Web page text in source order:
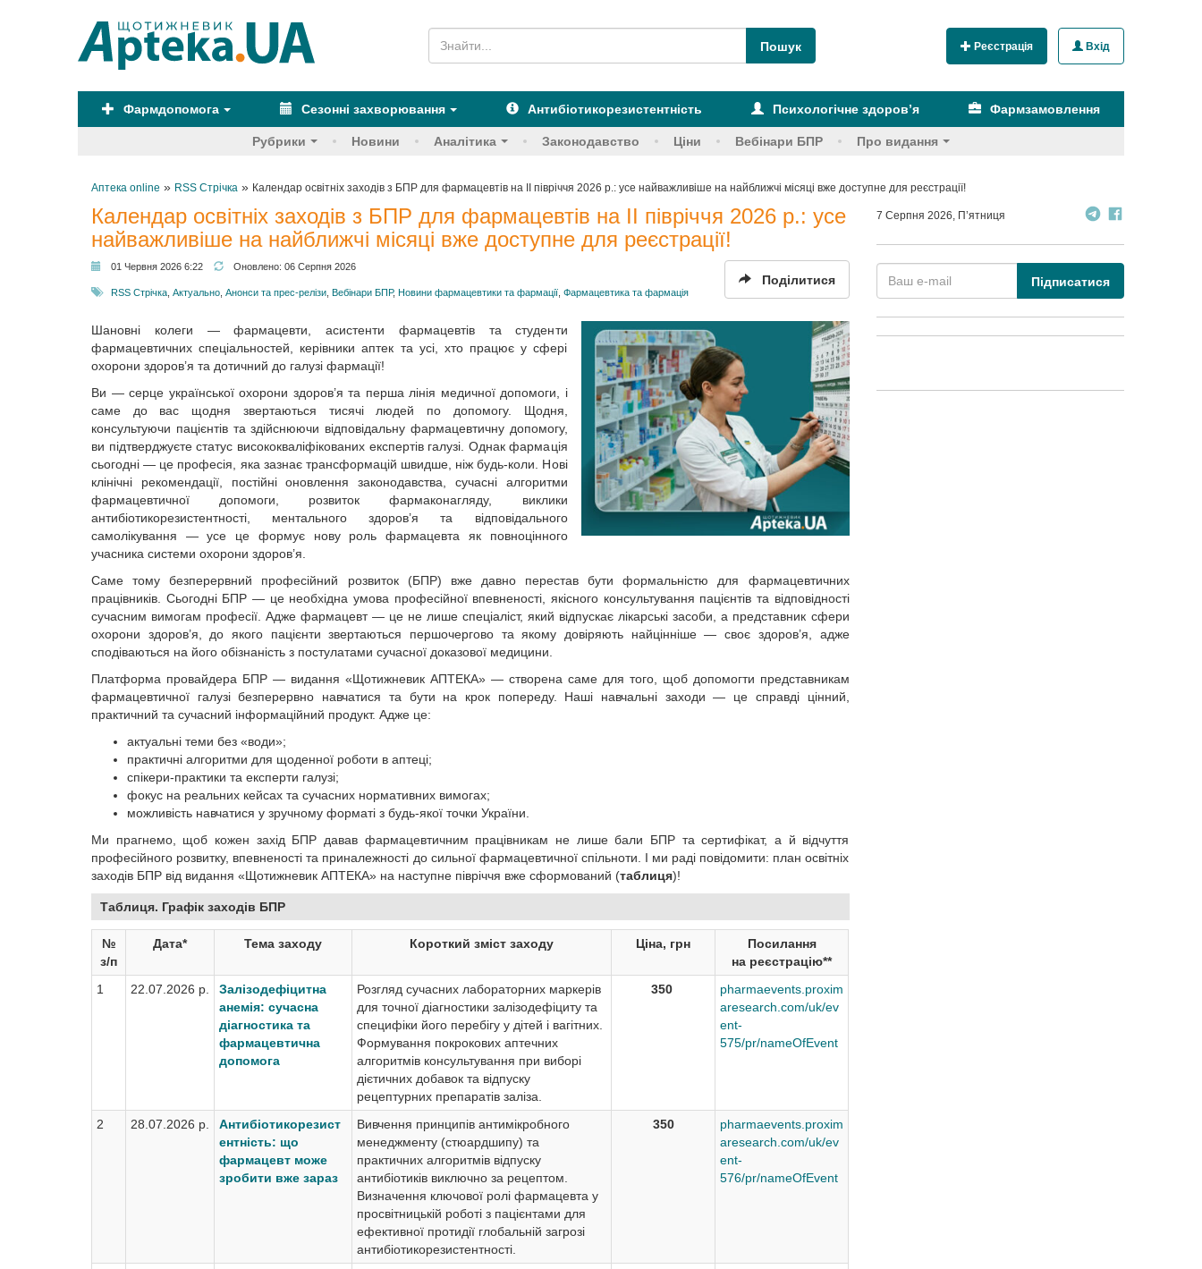
Реєстрація Вхід
Фармдопомога Сезонні захворювання Антибіотикорезистентність Психологічне здоров’я Фармзамовлення
Рубрики Новини Аналітика Законодавство Ціни Вебінари БПР Про видання
Аптека online » RSS Стрічка » Календар освітніх заходів з БПР для фармацевтів на ІІ півріччя 2026 р.: усе найважливіше на найближчі місяці вже доступне для реєстрації!
Календар освітніх заходів з БПР для фармацевтів на ІІ півріччя 2026 р.: усе
найважливіше на найближчі місяці вже доступне для реєстрації!
01 Червня 2026 6:22 Оновлено: 06 Серпня 2026
RSS Стрічка Актуально Анонси та прес-релізи Вебінари БПР, Новини фармацевтики та фармації Фармацевтика та фармація
Поділитися
Шановні колеги — фармацевти, асистенти фармацевтів та студенти
фармацевтичних спеціальностей, керівники аптек та усі, хто працює у сфері
охорони здоров’я та дотичний до галузі фармації!
Ви — серце української охорони здоров’я та перша лінія медичної допомоги, і
саме до вас щодня звертаються тисячі людей по допомогу. Щодня,
консультуючи пацієнтів та здійснюючи відповідальну фармацевтичну допомогу,
ви підтверджуєте статус висококваліфікованих експертів галузі. Однак фармація
сьогодні — це професія, яка зазнає трансформацій швидше, ніж будь-коли. Нові
клінічні рекомендації, постійні оновлення законодавства, сучасні алгоритми
фармацевтичної допомоги, розвиток фармаконагляду, виклики
антибіотикорезистентності, ментального здоров’я та відповідального
самолікування — усе це формує нову роль фармацевта як повноцінного
учасника системи охорони здоров’я.
Саме тому безперервний професійний розвиток (БПР) вже давно перестав бути формальністю для фармацевтичних
працівників. Сьогодні БПР — це необхідна умова професійної впевненості, якісного консультування пацієнтів та відповідності
сучасним вимогам професії. Адже фармацевт — це не лише спеціаліст, який відпускає лікарські засоби, а представник сфери
охорони здоров’я, до якого пацієнти звертаються першочергово та якому довіряють найцінніше — своє здоров’я, адже
сподіваються на його обізнаність з постулатами сучасної доказової медицини.
Платформа провайдера БПР — видання «Щотижневик АПТЕКА» — створена саме для того, щоб допомогти представникам
фармацевтичної галузі безперервно навчатися та бути на крок попереду. Наші навчальні заходи — це справді цінний,
практичний та сучасний інформаційний продукт. Адже це:
актуальні теми без «води»;
практичні алгоритми для щоденної роботи в аптеці;
спікери-практики та експерти галузі;
фокус на реальних кейсах та сучасних нормативних вимогах;
можливість навчатися у зручному форматі з будь-якої точки України.
Ми прагнемо, щоб кожен захід БПР давав фармацевтичним працівникам не лише бали БПР та сертифікат, а й відчуття
професійного розвитку, впевненості та приналежності до сильної фармацевтичної спільноти. І ми раді повідомити: план освітніх
заходів БПР від видання «Щотижневик АПТЕКА» на наступне півріччя вже сформований (таблиця)!
Таблиця. Графік заходів БПР
№
з/п
Дата* Тема заходу Короткий зміст заходу Ціна, грн
Посилання
на реєстрацію**
1
22.07.2026 р.
Залізодефіцитна
анемія: сучасна
діагностика та
фармацевтична
допомога
Розгляд сучасних лабораторних маркерів
для точної діагностики залізодефіциту та
специфіки його перебігу у дітей і вагітних.
Формування покрокових аптечних
алгоритмів консультування при виборі
дієтичних добавок та відпуску
рецептурних препаратів заліза.
350
pharmaevents.proxim
aresearch.com/uk/ev
ent-
575/pr/nameOfEvent
2 28.07.2026 р.
Антибіотикорезист
ентність: що
фармацевт може
зробити вже зараз
Вивчення принципів антимікробного
менеджменту (стюардшипу) та
практичних алгоритмів відпуску
антибіотиків виключно за рецептом.
Визначення ключової ролі фармацевта у
просвітницькій роботі з пацієнтами для
ефективної протидії глобальній загрозі
антибіотикорезистентності.
350
pharmaevents.proxim
aresearch.com/uk/ev
ent-
576/pr/nameOfEvent
7 Серпня 2026, П’ятниця
Підписатися